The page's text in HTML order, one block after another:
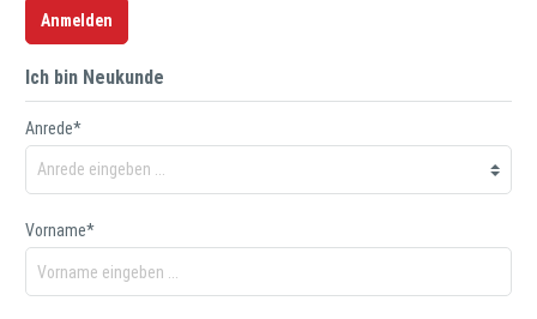
Anmelden
Ich bin Neukunde
Anrede*
Vorname*